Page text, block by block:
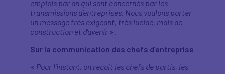
emplois par an qui sont concernés par les
transmissions d'entreprises. Nous voulons porter
un message très exigeant, très lucide, mais de
construction et d'avenir ».
Sur la communication des chefs d’entreprise
« Pour l'instant, on reçoit les chefs de partis, les